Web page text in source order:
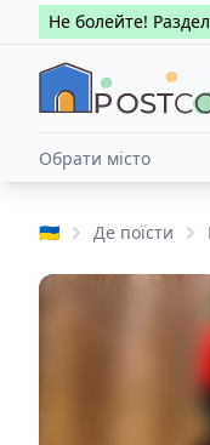
Не болейте!
Обрати місто
🇺🇦 Де поїсти